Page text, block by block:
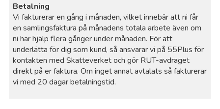
Betalning
Vi fakturerar en gång i månaden, vilket innebär att ni får
en samlingsfaktura på månadens totala arbete även om
ni har hjälp flera gånger under månaden. För att
underlätta för dig som kund, så ansvarar vi på 55Plus för
kontakten med Skatteverket och gör RUT-avdraget
direkt på er faktura. Om inget annat avtalats så fakturerar
vi med 20 dagar betalningstid.